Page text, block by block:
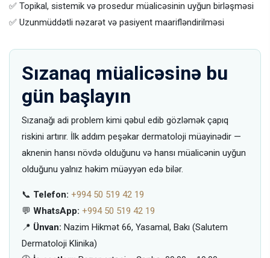
✅ Topikal, sistemik və prosedur müalicəsinin uyğun birləşməsi
✅ Uzunmüddətli nəzarət və pasiyent maarifləndirilməsi
Sızanaq müalicəsinə bu
gün başlayın
Sızanağı adi problem kimi qəbul edib gözləmək çapıq
riskini artırır. İlk addım peşəkar dermatoloji müayinədir —
aknenin hansı növdə olduğunu və hansı müalicənin uyğun
olduğunu yalnız həkim müəyyən edə bilər.
📞 Telefon: +994 50 519 42 19
💬 WhatsApp: +994 50 519 42 19
📍 Ünvan: Nazim Hikmət 66, Yasamal, Bakı (Salutem
Dermatoloji Klinika)